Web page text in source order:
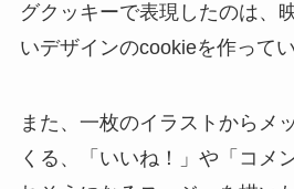
グクッキーで表現したのは、
いデザインのcookieを作ってい
また、一枚のイラストからメ
くる、「いいね！」や「コメ